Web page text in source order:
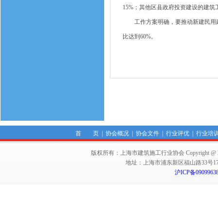
15%；其他区县政府投资建设的建
工作方案明确，要推动新建民用
比达到60%。
首 页| 协会概况| 协会文件| 行业评优| 行业培
版权所有：上海市建筑施工行业协会 Copyright @
地址：上海市浦东新区福山路33号
沪ICP备